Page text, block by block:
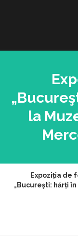
la
Expoziția de
„Bucureşti: hărți